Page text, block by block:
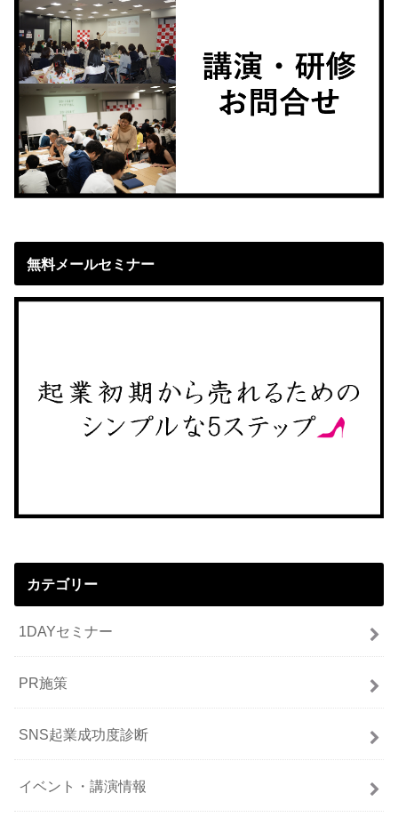
無料メールセミナー
カテゴリー
1DAYセミナー
PR施策
SNS起業成功度診断
イベント・講演情報